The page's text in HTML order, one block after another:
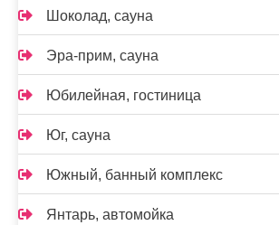
Шоколад, сауна
Эра-прим, сауна
Юбилейная, гостиница
Юг, сауна
Южный, банный комплекс
Янтарь, автомойка